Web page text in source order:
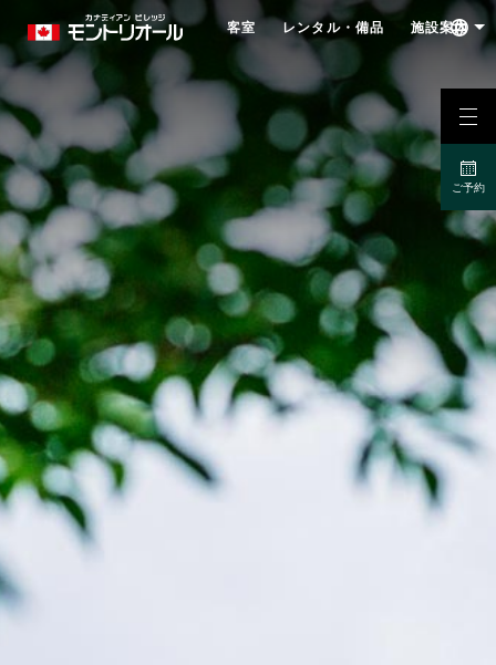
客室 レンタル・備品 施設案内
ご予約